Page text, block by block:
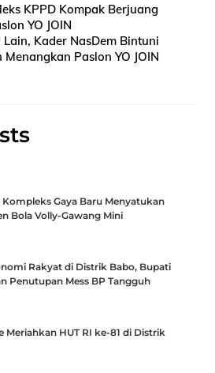
KPPD Kompak Berjuang
YO JOIN
Kader NasDem Bintuni
Paslon YO JOIN
Kompleks Gaya Baru Menyatukan
Bola Volly-Gawang Mini
Rakyat di Distrik Babo, Bupati
Penutupan Mess BP Tangguh
Meriahkan HUT RI ke-81 di Distrik